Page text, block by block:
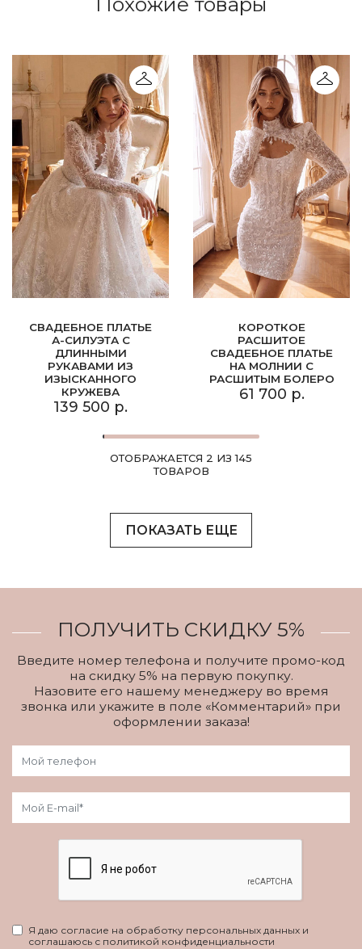
СВАДЕБНОЕ ПЛАТЬЕ
А-СИЛУЭТА С
ДЛИННЫМИ
РУКАВАМИ ИЗ
ИЗЫСКАННОГО
КРУЖЕВА
139 500 р.
КОРОТКОЕ
РАСШИТОЕ
СВАДЕБНОЕ ПЛАТЬЕ
НА МОЛНИИ С
РАСШИТЫМ БОЛЕРО
61 700 р.
ОТОБРАЖАЕТСЯ 2 ИЗ 145
ТОВАРОВ
ПОКАЗАТЬ ЕЩЕ
ПОЛУЧИТЬ СКИДКУ 5%
Введите номер телефона и получите промо-код
на скидку 5% на первую покупку.
Назовите его нашему менеджеру во время
звонка или укажите в поле «Комментарий» при
оформлении заказа!
Я даю согласие на обработку персональных данных и
соглашаюсь с политикой конфиденциальности